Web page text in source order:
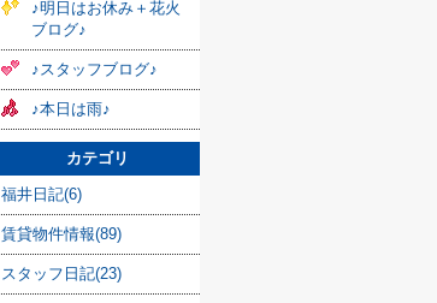
♪明日はお休み＋花火
ブログ♪
♪スタッフブログ♪
♪本日は雨♪
カテゴリ
福井日記(6)
賃貸物件情報(89)
スタッフ日記(23)